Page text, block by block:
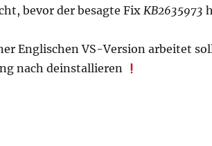
bevor der besagte Fix KB2635973
Englischen VS-Version arbeitet
nach deinstallieren